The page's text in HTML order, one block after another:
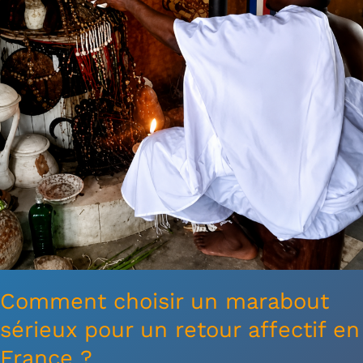
Comment choisir un marabout
sérieux pour un retour affectif en
un
retour
affectif
en
France
?